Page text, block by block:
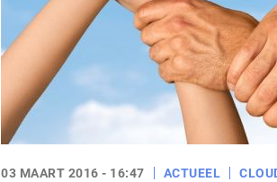
03 MAART 2016 - 16:47 ACTUEEL